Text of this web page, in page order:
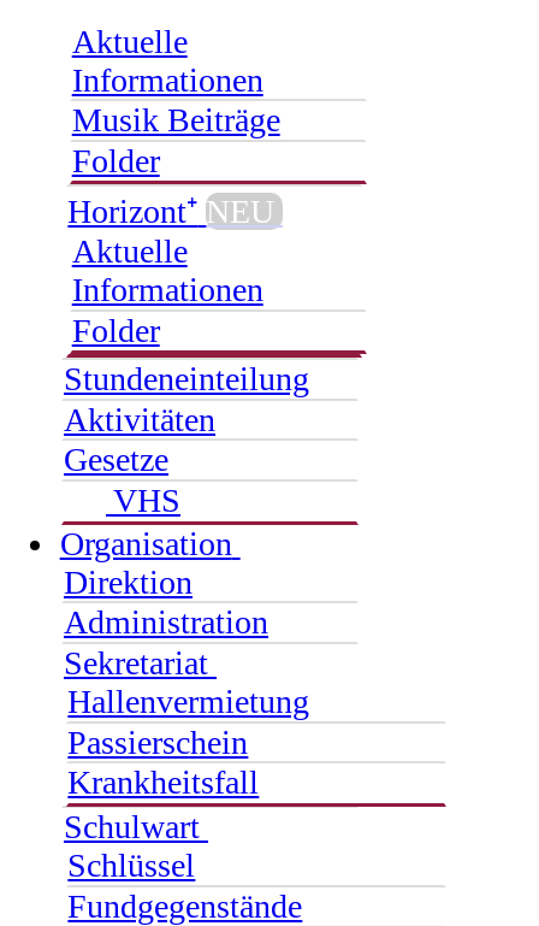
Aktuelle
Informationen
Musik Beiträge
Folder
Horizont⁺ NEU
Aktuelle
Informationen
Folder
Stundeneinteilung
Aktivitäten
Gesetze
VHS
Organisation
Direktion
Administration
Sekretariat
Hallenvermietung
Passierschein
Krankheitsfall
Schulwart
Schlüssel
Fundgegenstände